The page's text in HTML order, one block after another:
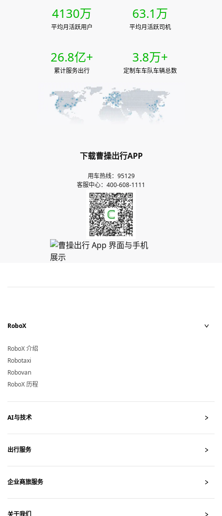
4
5
7
8
9
1
2
4
5
6
8
9
3
4
6
7
8
0
1
3
4
5
7
8
9
万
平均月活跃用户
6
7
9
3
4
6
7
8
9
.1
2
4
5
6
8
9
万
平均月活跃司机
0
2
3
5
6
2
3
4
6
7
9
.
4
5
6
8
9
亿+
累计服务出行
0
1
3
4
6
7
8
.
4
5
6
8
9
万+
定制车车队车辆总数
下载曹操出行APP
用车热线：95129
客服中心：400-608-1111
RoboX
RoboX 介绍
Robotaxi
Robovan
RoboX 历程
AI与技术 AI
出行服务 出
企业商旅服务 企